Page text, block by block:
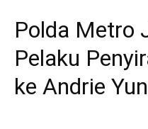
Polda Metro
Pelaku
ke Andrie